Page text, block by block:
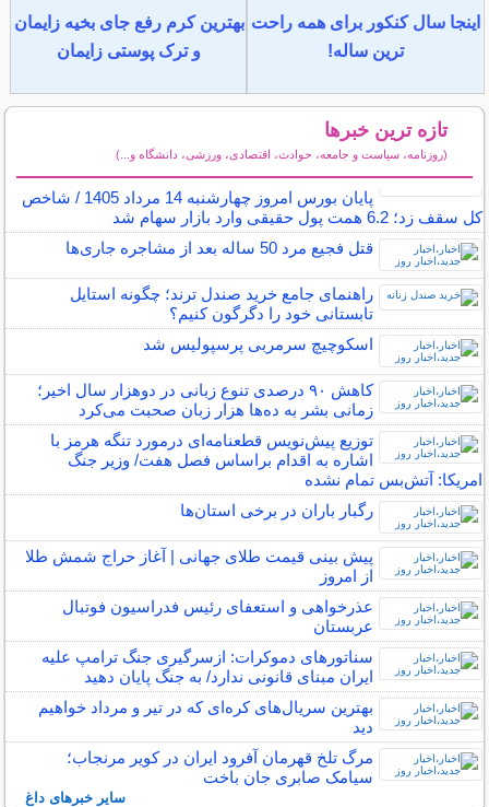
اینجا سال کنکور برای همه راحت
ترین ساله!
بهترین کرم رفع جای بخیه زایمان
و ترک پوستی زایمان
تازه ترین خبرها
(روزنامه، سیاست و جامعه، حوادث، اقتصادی، ورزشی، دانشگاه و...)
پایان بورس امروز چهارشنبه 14 مرداد 1405 / شاخص
کل سقف زد؛ 6.2 همت پول حقیقی وارد بازار سهام شد
قتل فجیع مرد 50 ساله بعد از مشاجره جاری‌ها
راهنمای جامع خرید صندل ترند؛ چگونه استایل
تابستانی خود را دگرگون کنیم؟
اسکوچیچ سرمربی پرسپولیس شد
کاهش ۹۰ درصدی تنوع زبانی در دوهزار سال اخیر؛
زمانی بشر به ده‌ها هزار زبان صحبت می‌کرد
توزیع پیش‌نویس قطعنامه‌ای درمورد تنگه هرمز با
اشاره به اقدام براساس فصل هفت/ وزیر جنگ
امریکا: آتش‌بس تمام نشده
رگبار باران در برخی استان‌ها
پیش بینی قیمت طلای جهانی | آغاز حراج شمش طلا
از امروز
عذرخواهی و استعفای رئیس فدراسیون فوتبال
عربستان
سناتورهای دموکرات: ازسرگیری جنگ ترامپ علیه
ایران مبنای قانونی ندارد/ به جنگ پایان دهید
بهترین سریال‌های کره‌ای که در تیر و مرداد خواهیم
دید
مرگ تلخ قهرمان آفرود ایران در کویر مرنجاب؛
سیامک صابری جان باخت
سایر خبرهای داغ